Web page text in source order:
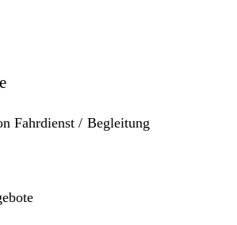
Fahrdienst / Begleitung